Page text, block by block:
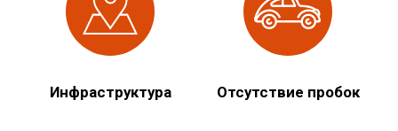
Инфраструктура Отсутствие пробок